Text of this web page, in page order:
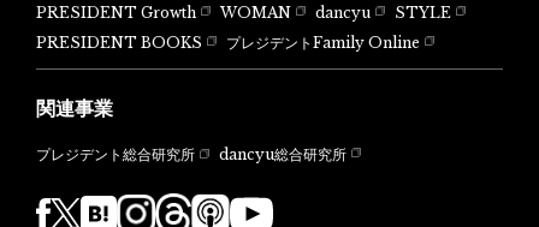
PRESIDENT Growth WOMAN dancyu
STYLE
PRESIDENT BOOKS
プレジデントFamily Online
関連事業
プレジデント総合研究所 dancyu総合研究所